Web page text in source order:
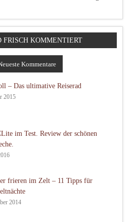
FRISCH KOMMENTIERT
Kommentare
– Das ultimative Reiserad
2015
im Test. Review der schönen
frieren im Zelt – 11 Tipps für
2014